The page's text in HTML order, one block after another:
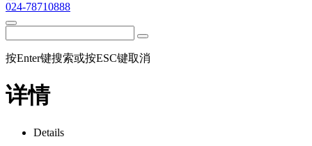
024-78710888
按Enter键搜索或按ESC键取消
详情
Details